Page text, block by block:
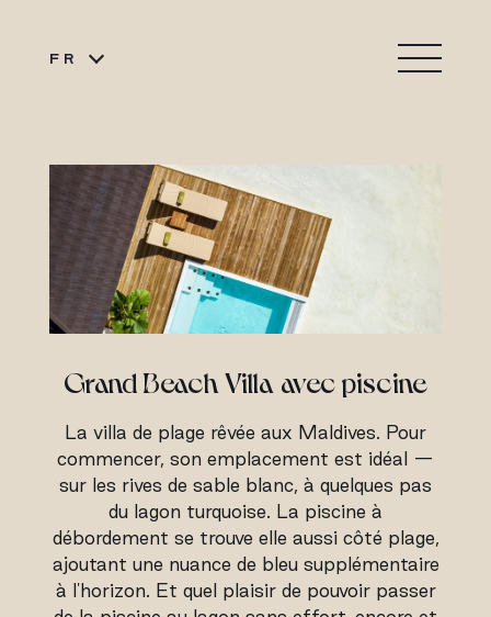
FR
Grand Beach Villa avec piscine
La villa de plage rêvée aux Maldives. Pour
commencer, son emplacement est idéal —
sur les rives de sable blanc, à quelques pas
du lagon turquoise. La piscine à
débordement se trouve elle aussi côté plage,
ajoutant une nuance de bleu supplémentaire
à l'horizon. Et quel plaisir de pouvoir passer